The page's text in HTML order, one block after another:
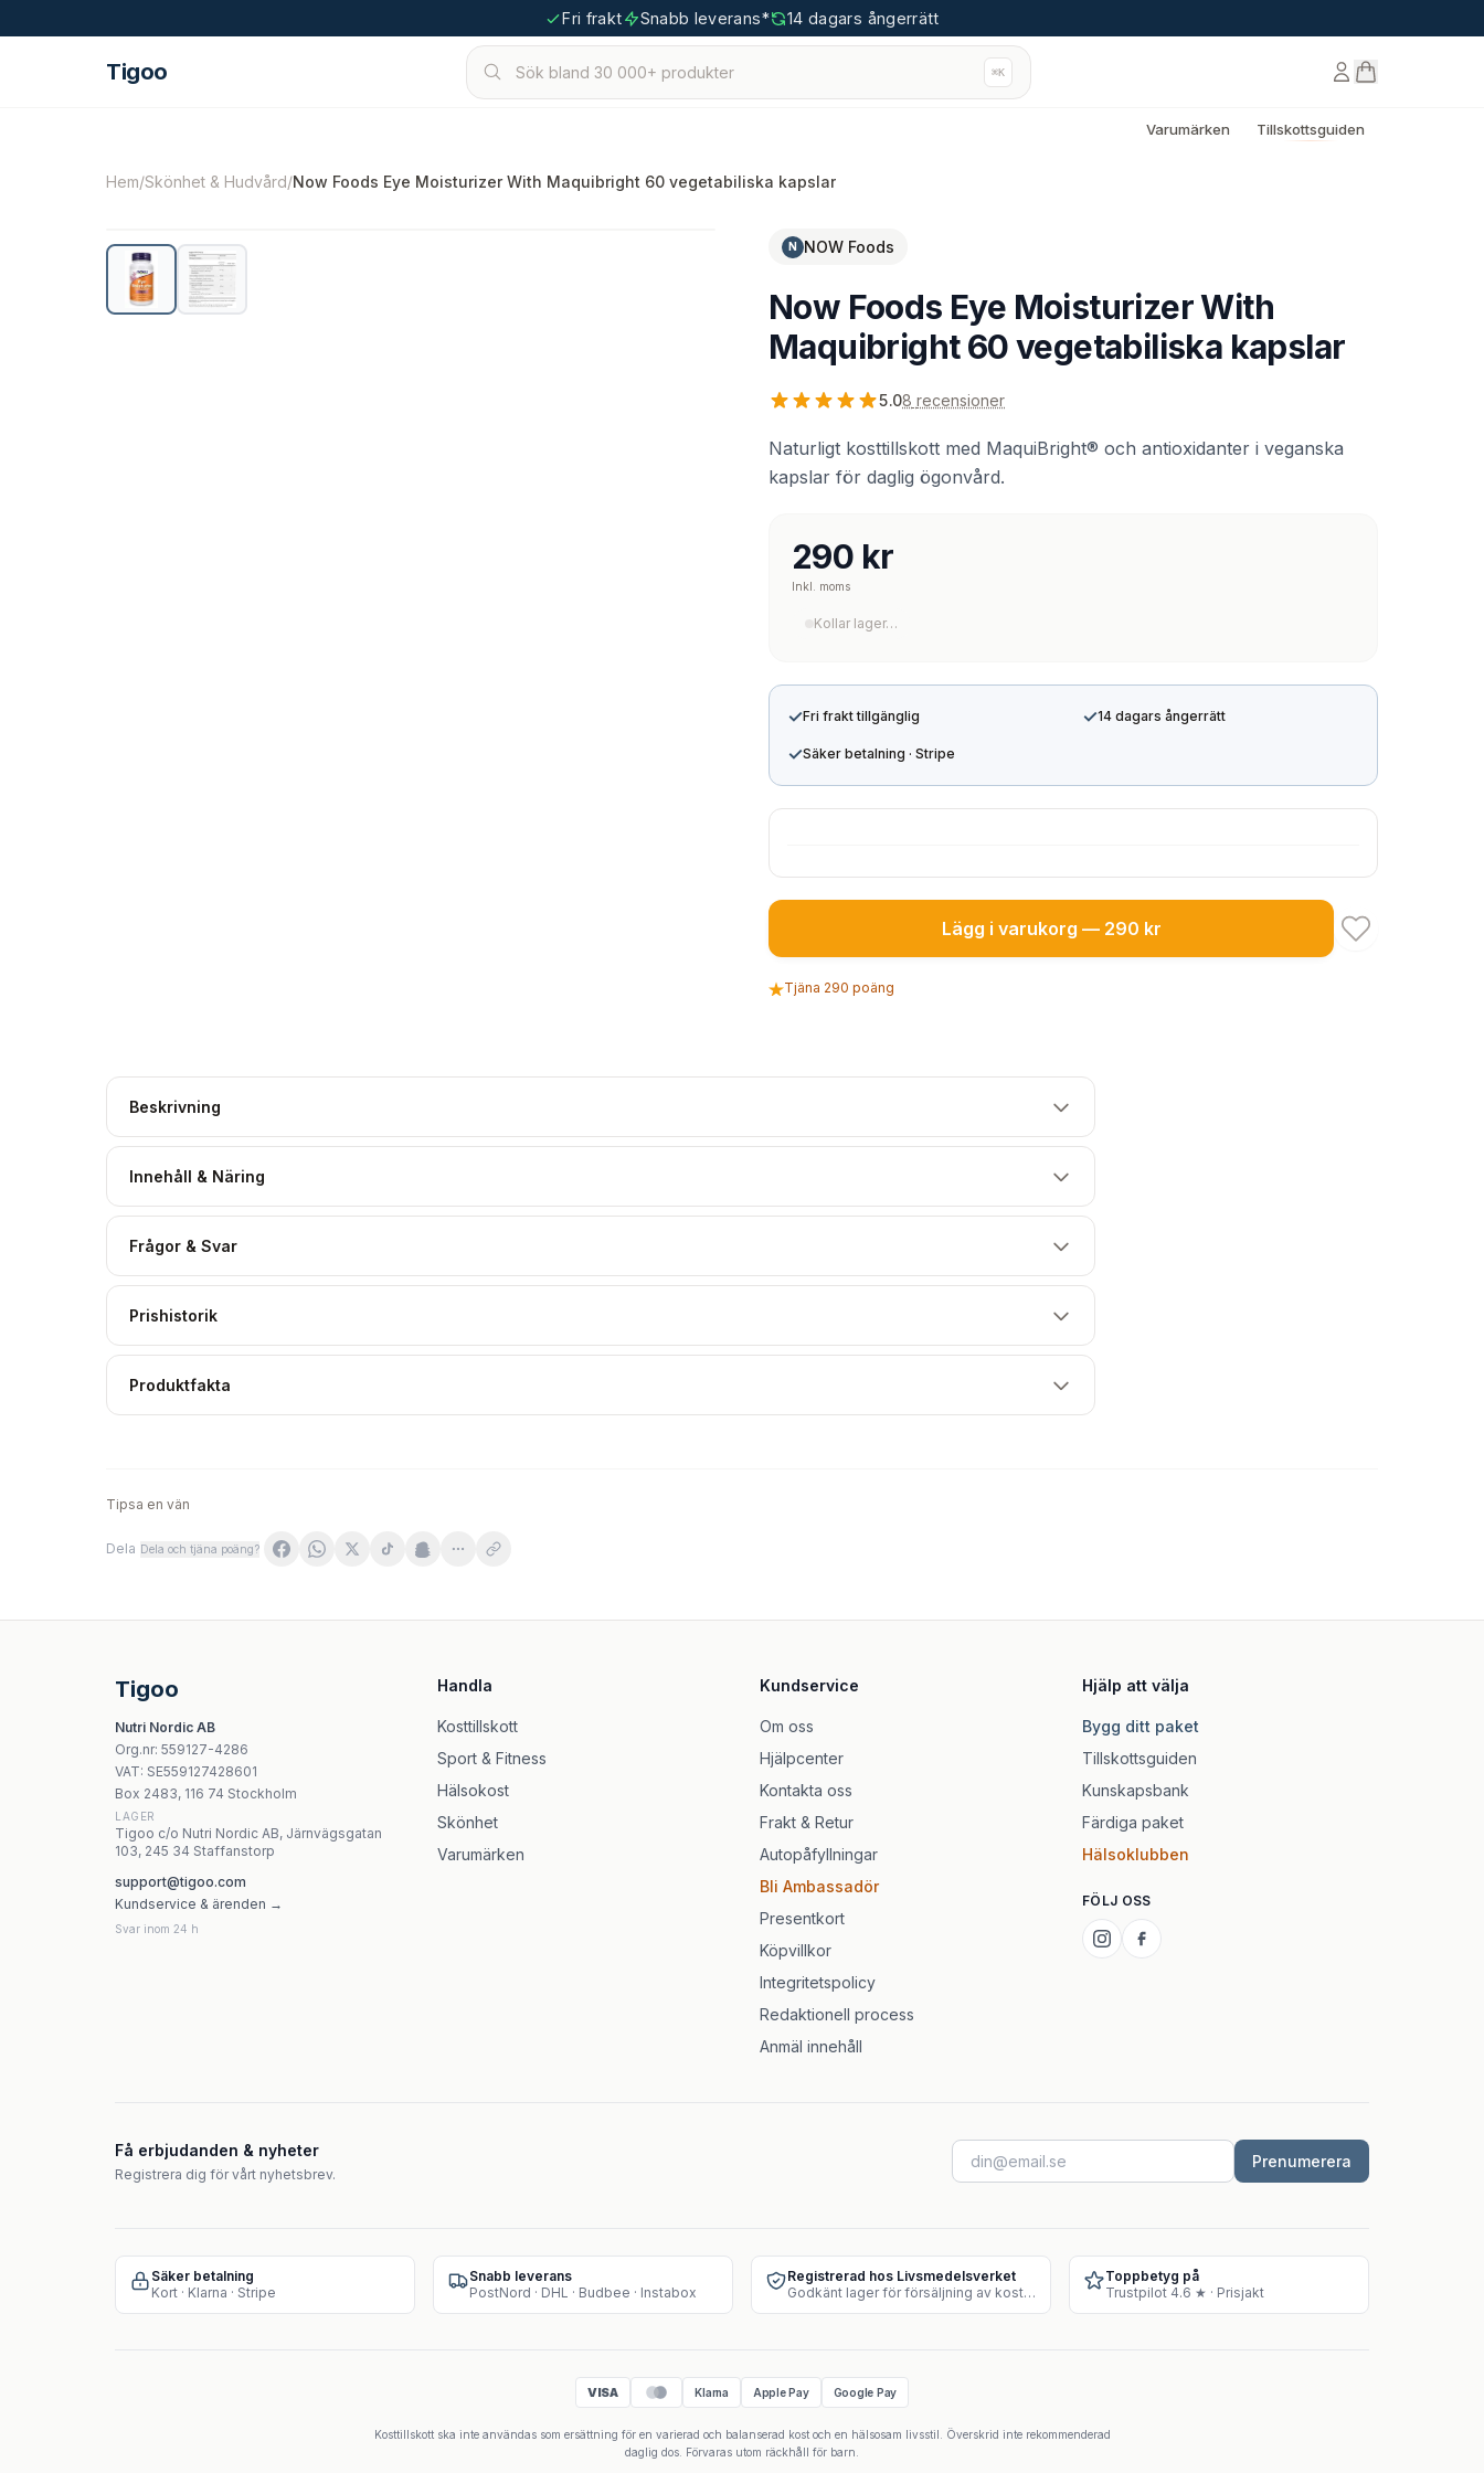
Fri frakt Snabb leverans* 14 dagars ångerrätt
Tigoo Sök bland 30 000+ produkter ⌘K
Varumärken Tillskottsguiden
©2026Nutri Nordic AB.Alla rättigheter förbehållna.tigoo.com
Hem/Skönhet & Hudvård/Now Foods Eye Moisturizer With Maquibright 60 vegetabiliska kapslar
N NOW Foods
Now Foods Eye Moisturizer With
Maquibright 60 vegetabiliska kapslar
5.08 recensioner
Naturligt kosttillskott med MaquiBright® och antioxidanter i veganska
kapslar för daglig ögonvård.
290 kr
Inkl. moms
Kollar lager…
✓Fri frakt tillgänglig ✓14 dagars ångerrätt
✓Säker betalning · Stripe
Lägg i varukorg — 290 kr
Tjäna 290 poäng
Beskrivning
Innehåll & Näring
Frågor & Svar
Prishistorik
Produktfakta
Tipsa en vän
Dela Dela och tjäna poäng?
FITOMED - Mój krem 12 mattande kräm för blandad, fet och aknebenägen hud 55g FITOMED
Bosphaera - Lavender Hydrosol - 100ml
Beconfident Tandblekningsgel – 10 behandlingar, 10 ml
The Body Shop Body Lotion, 250 ml
One Coat - Instant Dark Bronze Top Coat Sheen 58g
Tigoo
Nutri Nordic AB
Org.nr: 559127-4286
VAT: SE559127428601
Box 2483, 116 74 Stockholm
LAGER
Tigoo c/o Nutri Nordic AB, Järnvägsgatan
103, 245 34 Staffanstorp
support@tigoo.com
Kundservice & ärenden →
Svar inom 24 h
Handla
Kosttillskott
Sport & Fitness
Hälsokost
Skönhet
Varumärken
Kundservice
Om oss
Hjälpcenter
Kontakta oss
Frakt & Retur
Autopåfyllningar
Bli Ambassadör
Presentkort
Köpvillkor
Integritetspolicy
Redaktionell process
Anmäl innehåll
Hjälp att välja
Bygg ditt paket
Tillskottsguiden
Kunskapsbank
Färdiga paket
Hälsoklubben
FÖLJ OSS
Få erbjudanden & nyheter
Registrera dig för vårt nyhetsbrev.
Prenumerera
Säker betalning
Kort · Klarna · Stripe
Snabb leverans
PostNord · DHL · Budbee · Instabox
Registrerad hos Livsmedelsverket
Godkänt lager för försäljning av kosttillskott
Toppbetyg på
Trustpilot 4.6 ★ · Prisjakt
VISA Klarna Apple Pay Google Pay
Kosttillskott ska inte användas som ersättning för en varierad och balanserad kost och en hälsosam livsstil. Överskrid inte rekommenderad
daglig dos. Förvaras utom räckhåll för barn.